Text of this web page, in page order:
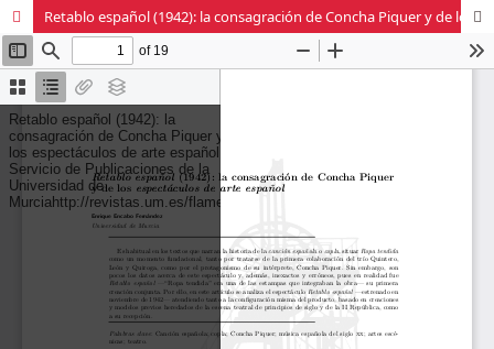
Retablo español (1942): la consagración de Concha Piquer y de los «espectáculos de arte español»